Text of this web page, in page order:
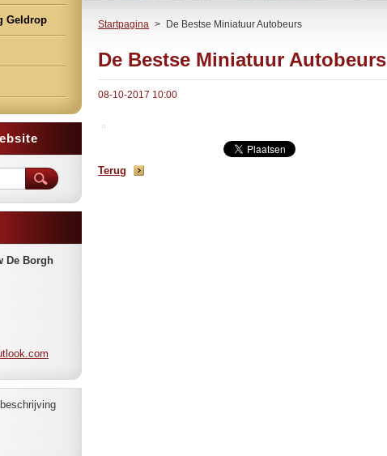
Startpagina > De Bestse Miniatuur Autobeurs
De Bestse Miniatuur Autobeurs
08-10-2017 10:00
Terug
Geldrop
De Borgh
om